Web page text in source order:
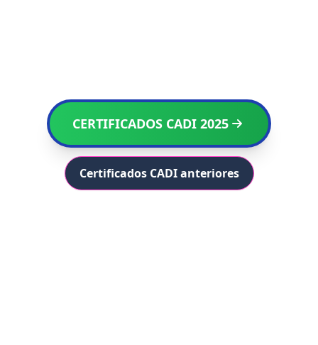
CERTIFICADOS CADI 2025
Certificados CADI anteriores